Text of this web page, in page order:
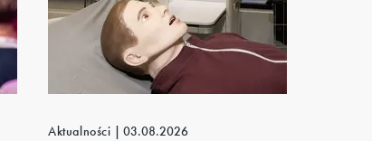
Aktualności 03.08.2026